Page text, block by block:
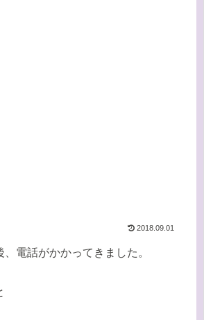
2018.09.01
電話がかかってきました。